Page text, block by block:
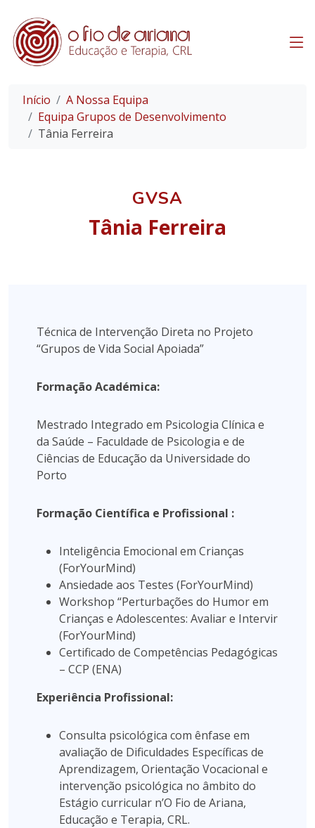
Início
A Nossa Equipa
Equipa Grupos de Desenvolvimento
Tânia Ferreira
GVSA
Tânia Ferreira
Técnica de Intervenção Direta no Projeto
“Grupos de Vida Social Apoiada”
Formação Académica:
Mestrado Integrado em Psicologia Clínica e
da Saúde – Faculdade de Psicologia e de
Ciências de Educação da Universidade do
Porto
Formação Científica e Profissional :
Inteligência Emocional em Crianças
(ForYourMind)
Ansiedade aos Testes (ForYourMind)
Workshop “Perturbações do Humor em
Crianças e Adolescentes: Avaliar e Intervir
(ForYourMind)
Certificado de Competências Pedagógicas
– CCP (ENA)
Experiência Profissional:
Consulta psicológica com ênfase em
avaliação de Dificuldades Específicas de
Aprendizagem, Orientação Vocacional e
intervenção psicológica no âmbito do
Estágio curricular n’O Fio de Ariana,
Educação e Terapia, CRL.